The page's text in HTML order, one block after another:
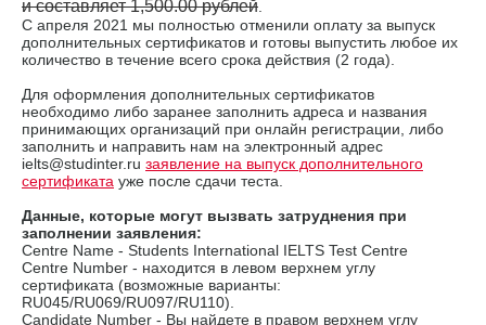
и составляет 1,500.00 рублей
С апреля 2021 мы полностью отменили оплату за выпуск
дополнительных сертификатов и готовы выпустить любое их
количество в течение всего срока действия (2 года).
Для оформления дополнительных сертификатов
необходимо либо заранее заполнить адреса и названия
принимающих организаций при онлайн регистрации, либо
заполнить и направить нам на электронный адрес
ielts@studinter.ru заявление на выпуск дополнительного
сертификата уже после сдачи теста.
Данные, которые могут вызвать затруднения при
заполнении заявления:
Сentre Name - Students International IELTS Test Centre
Centre Number - находится в левом верхнем углу
сертификата (возможные варианты:
RU045/RU069/RU097/RU110).
Candidate Number - Вы найдете в правом верхнем углу